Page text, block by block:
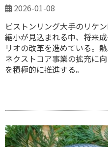
2026-01-08
ピストンリング大手のリケ
縮小が見込まれる中、将来
リオの改革を進めている。
ネクストコア事業の拡充に
を積極的に推進する。